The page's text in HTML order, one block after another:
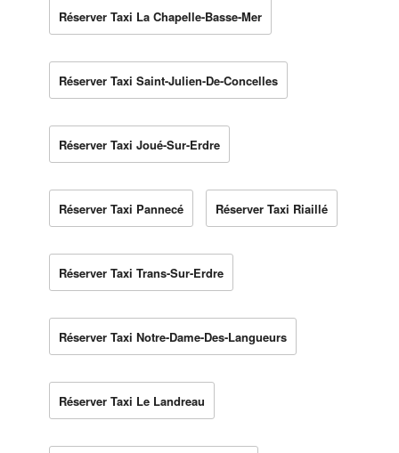
Réserver Taxi La Chapelle-Basse-Mer
Réserver Taxi Saint-Julien-De-Concelles
Réserver Taxi Joué-Sur-Erdre
Réserver Taxi Pannecé Réserver Taxi Riaillé
Réserver Taxi Trans-Sur-Erdre
Réserver Taxi Notre-Dame-Des-Langueurs
Réserver Taxi Le Landreau